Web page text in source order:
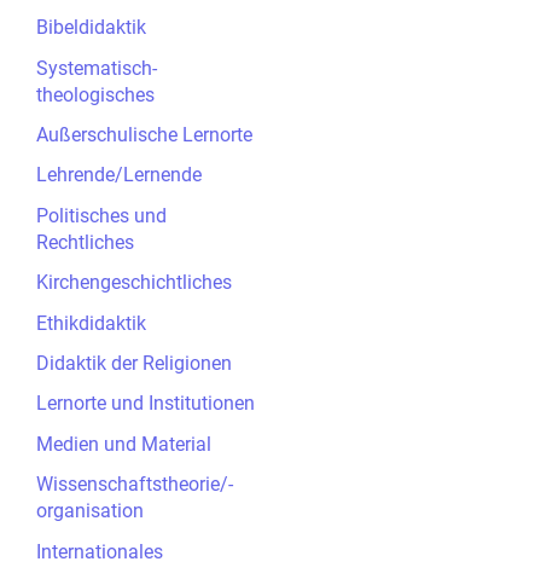
Bibeldidaktik
Systematisch-
theologisches
Außerschulische Lernorte
Lehrende/Lernende
Politisches und
Rechtliches
Kirchengeschichtliches
Ethikdidaktik
Didaktik der Religionen
Lernorte und Institutionen
Medien und Material
Wissenschaftstheorie/-
organisation
Internationales